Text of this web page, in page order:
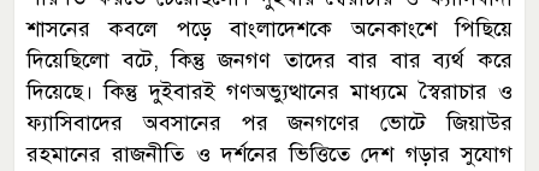
শাসনের কবলে পড়ে বাংলাদেশকে অনেকাংশে পিছিয়ে
দিয়েছিলো বটে, কিন্তু জনগণ তাদের বার বার ব্যর্থ করে
দিয়েছে। কিন্তু দুইবারই গণঅভ্যুত্থানের মাধ্যমে স্বৈরাচার ও
ফ্যাসিবাদের অবসানের পর জনগণের ভোটে জিয়াউর
রহমানের রাজনীতি ও দর্শনের ভিত্তিতে দেশ গড়ার সুযোগ